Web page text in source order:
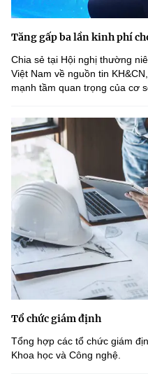
Tăng gấp ba lần kinh phí
Chia sẻ tại Hội nghị thường
Việt Nam về nguồn tin
mạnh tầm quan trọng của cơ
Tổ chức giám định
Tổng hợp các tổ chức giám
Khoa học và Công nghệ.